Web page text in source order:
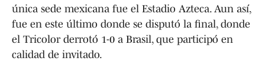
única sede mexicana fue el Estadio Azteca. Aun así,
fue en este último donde se disputó la final, donde
el Tricolor derrotó 1-0 a Brasil, que participó en
calidad de invitado.